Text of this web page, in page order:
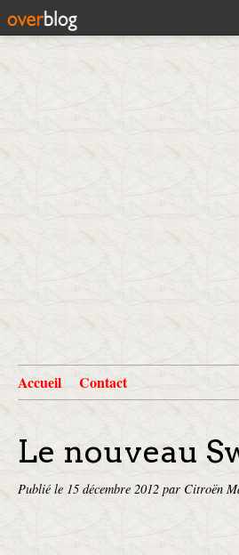
Accueil Contact
Le nouveau
Publié le 15 décembre 2012 par Citroën